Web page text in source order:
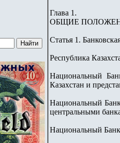
Глава 1.
ОБЩИЕ
Статья 1.
Республика
Национальный
Казахстан и
Национальный Банк
центральными
Национальный Банк